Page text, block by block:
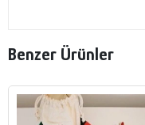
Benzer Ürünler